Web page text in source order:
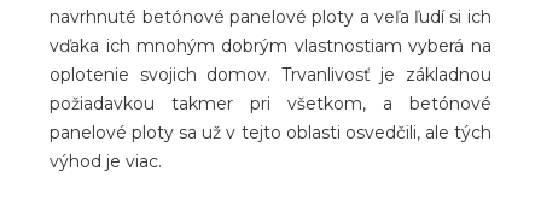
navrhnuté betónové panelové ploty a veľa ľudí si ich
vďaka ich mnohým dobrým vlastnostiam vyberá na
oplotenie svojich domov. Trvanlivosť je základnou
požiadavkou takmer pri všetkom, a betónové
panelové ploty sa už v tejto oblasti osvedčili, ale tých
výhod je viac.